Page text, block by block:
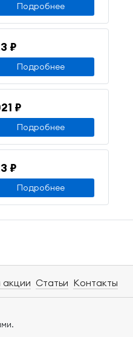
Подробнее
₽
Подробнее
₽
Подробнее
₽
Подробнее
акции Статьи Контакты